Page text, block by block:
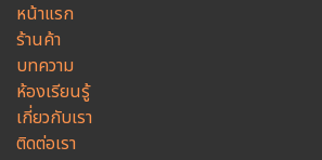
หน้าแรก
ร้านค้า
บทความ
ห้องเรียนรู้
เกี่ยวกับเรา
ติดต่อเรา